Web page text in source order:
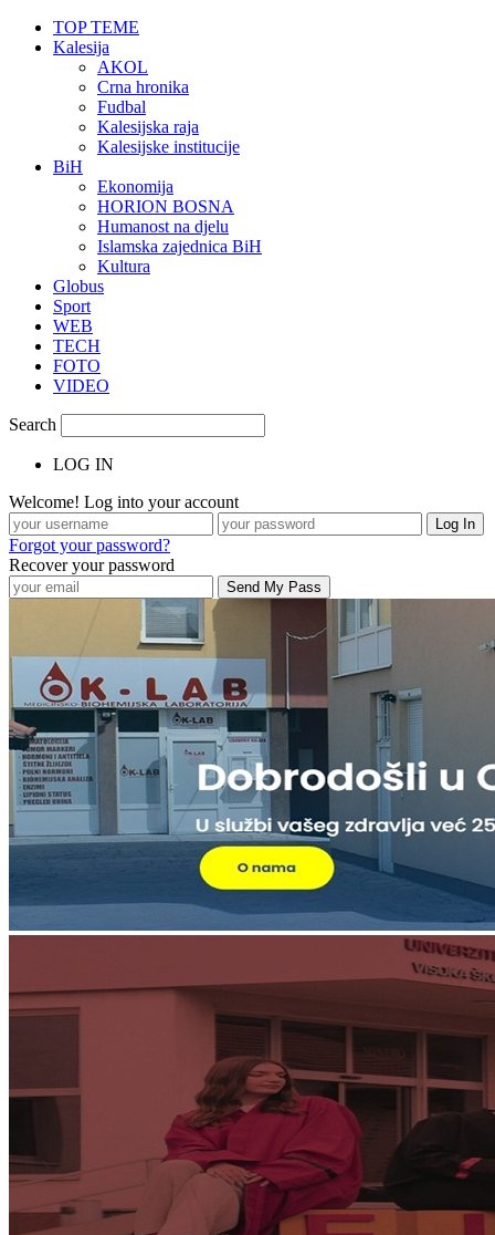
TOP TEME
Kalesija
AKOL
Crna hronika
Fudbal
Kalesijska raja
Kalesijske institucije
BiH
Ekonomija
HORION BOSNA
Humanost na djelu
Islamska zajednica BiH
Kultura
Globus
Sport
WEB
TECH
FOTO
VIDEO
Search
LOG IN
Welcome! Log into your account
Forgot your password?
Recover your password